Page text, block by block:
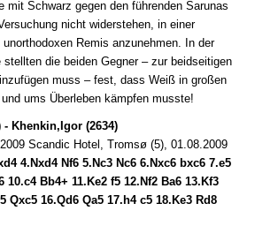
mit Schwarz gegen den führenden Sarunas
nicht widerstehen, in einer
Remis anzunehmen. In der
die beiden Gegner – zur beidseitigen
muss – fest, dass Weiß in großen
ums Überleben kämpfen musste!
Khenkin,Igor (2634)
Scandic Hotel, Tromsø (5), 01.08.2009
4.Nxd4 Nf6 5.Nc3 Nc6 6.Nxc6 bxc6 7.e5
10.c4 Bb4+ 11.Ke2 f5 12.Nf2 Ba6 13.Kf3
Qxc5 16.Qd6 Qa5 17.h4 c5 18.Ke3 Rd8